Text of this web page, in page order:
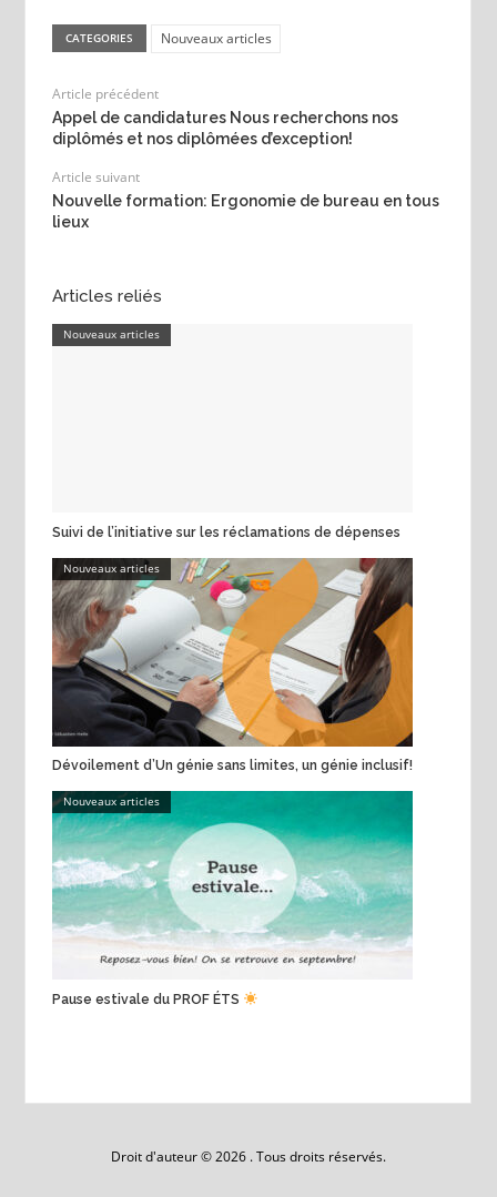
CATEGORIES Nouveaux articles
Article précédent
Appel de candidatures Nous recherchons nos
diplômés et nos diplômées d’exception!
Article suivant
Nouvelle formation: Ergonomie de bureau en tous
lieux
Articles reliés
Nouveaux articles
Suivi de l’initiative sur les réclamations de dépenses
Nouveaux articles
Dévoilement d’Un génie sans limites, un génie inclusif!
Nouveaux articles
Pause estivale du PROF ÉTS
Droit d'auteur © 2026 . Tous droits réservés.